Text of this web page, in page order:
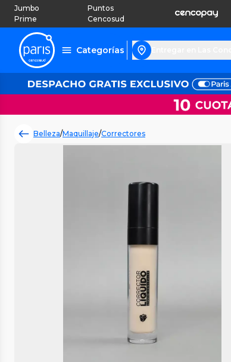
Jumbo
Prime
Puntos
Cencosud
Categorías
Belleza/Maquillaje/Correctores